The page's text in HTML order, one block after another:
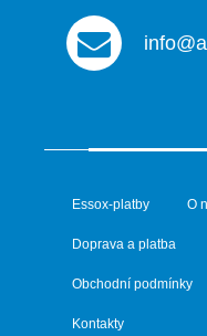
Essox-platby O
Doprava a platba
Obchodní podmínky
Kontakty